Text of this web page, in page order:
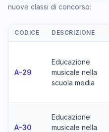
nuove classi di concorso:
CODICE DESCRIZIONE
A-29
Educazione
musicale nella
scuola media
A-30
Educazione
musicale nella